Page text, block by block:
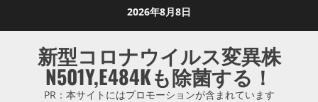
2026年8月8日
新型コロナウイルス変異株
N501Y,E484Kも除菌する！
PR：本サイトにはプロモーションが含まれています